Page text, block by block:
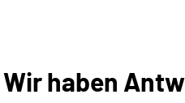
haben